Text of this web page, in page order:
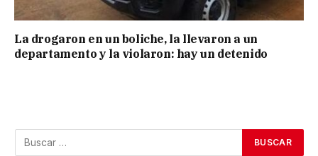
La drogaron en un boliche, la llevaron a un
departamento y la violaron: hay un detenido